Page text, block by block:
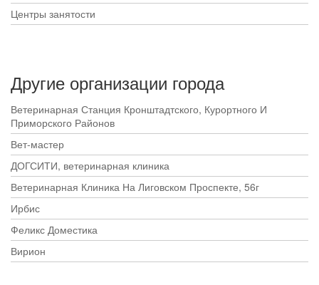
Центры занятости
Другие организации города
Ветеринарная Станция Кронштадтского, Курортного И
Приморского Районов
Вет-мастер
ДОГСИТИ, ветеринарная клиника
Ветеринарная Клиника На Лиговском Проспекте, 56г
Ирбис
Феликс Доместика
Вирион